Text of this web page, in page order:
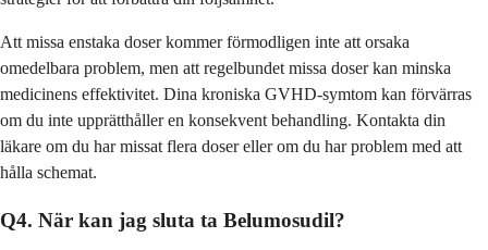
Att missa enstaka doser kommer förmodligen inte att orsaka
omedelbara problem, men att regelbundet missa doser kan minska
medicinens effektivitet. Dina kroniska GVHD-symtom kan förvärras
om du inte upprätthåller en konsekvent behandling. Kontakta din
läkare om du har missat flera doser eller om du har problem med att
hålla schemat.
Q4. När kan jag sluta ta Belumosudil?